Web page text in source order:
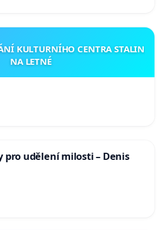
KULTURNÍHO CENTRA STALIN
NA LETNÉ
pro udělení milosti – Denis